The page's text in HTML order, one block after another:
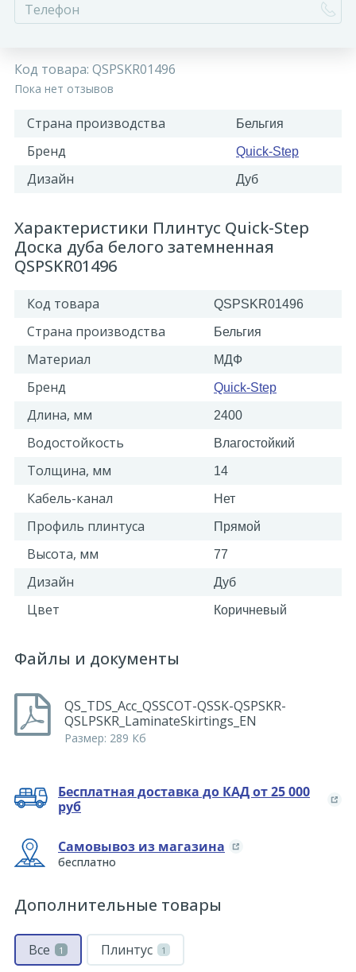
Код товара: QSPSKR01496
Пока нет отзывов
Страна производства Бельгия
Бренд Quick-Step
Дизайн Дуб
Характеристики Плинтус Quick-Step
Доска дуба белого затемненная
QSPSKR01496
Код товара QSPSKR01496
Страна производства Бельгия
Материал МДФ
Бренд Quick-Step
Длина, мм 2400
Водостойкость Влагостойкий
Толщина, мм 14
Кабель-канал Нет
Профиль плинтуса Прямой
Высота, мм 77
Дизайн Дуб
Цвет Коричневый
Файлы и документы
QS_TDS_Acc_QSSCOT-QSSK-QSPSKR-
QSLPSKR_LaminateSkirtings_EN
Размер: 289 Кб
Бесплатная доставка до КАД от 25 000
руб
Самовывоз из магазина
бесплатно
Дополнительные товары
Все 1 Плинтус 1